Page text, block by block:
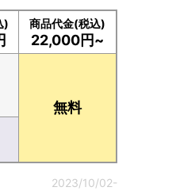
) 商品代金(税込)
22,000円~
無料
2023/10/02-